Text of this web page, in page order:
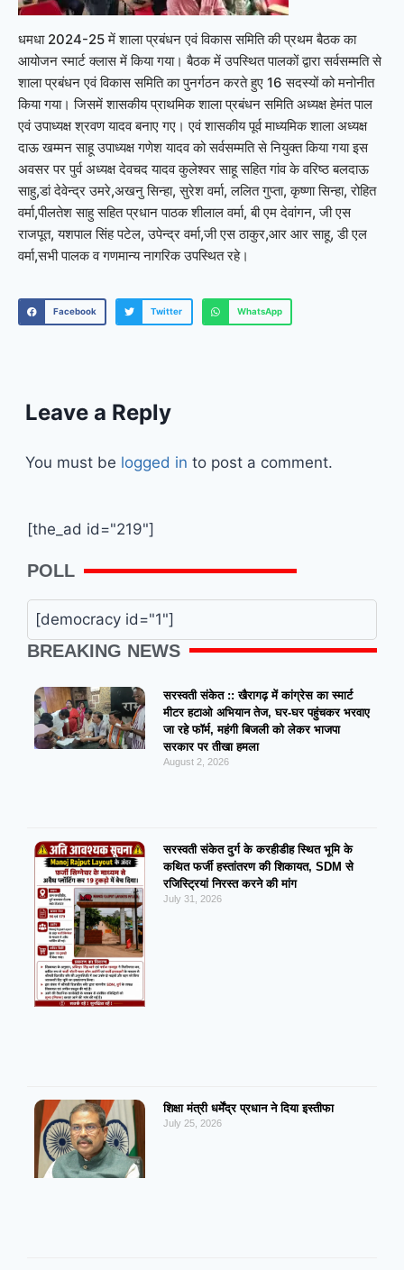
धमधा 2024-25 में शाला प्रबंधन एवं विकास समिति की प्रथम बैठक का
आयोजन स्मार्ट क्लास में किया गया। बैठक में उपस्थित पालकों द्वारा सर्वसम्मति से
शाला प्रबंधन एवं विकास समिति का पुनर्गठन करते हुए 16 सदस्यों को मनोनीत
किया गया। जिसमें शासकीय प्राथमिक शाला प्रबंधन समिति अध्यक्ष हेमंत पाल
एवं उपाध्यक्ष श्रवण यादव बनाए गए। एवं शासकीय पूर्व माध्यमिक शाला अध्यक्ष
दाऊ खम्मन साहू उपाध्यक्ष गणेश यादव को सर्वसम्मति से नियुक्त किया गया इस
अवसर पर पुर्व अध्यक्ष देवचद यादव कुलेश्वर साहू सहित गांव के वरिष्ठ बलदाऊ
साहु,डां देवेन्द्र उमरे,अखनु सिन्हा, सुरेश वर्मा, ललित गुप्ता, कृष्णा सिन्हा, रोहित
वर्मा,पीलतेश साहु सहित प्रधान पाठक शीलाल वर्मा, बी एम देवांगन, जी एस
राजपूत, यशपाल सिंह पटेल, उपेन्द्र वर्मा,जी एस ठाकुर,आर आर साहू, डी एल
वर्मा,सभी पालक व गणमान्य नागरिक उपस्थित रहे।
Facebook Twitter WhatsApp
Leave a Reply
You must be logged in to post a comment.
[the_ad id="219"]
POLL
[democracy id="1"]
BREAKING NEWS
सरस्वती संकेत :: खैरागढ़ में कांग्रेस का स्मार्ट
मीटर हटाओ अभियान तेज, घर-घर पहुंचकर भरवाए
जा रहे फॉर्म, महंगी बिजली को लेकर भाजपा
सरकार पर तीखा हमला
August 2, 2026
सरस्वती संकेत दुर्ग के करहीडीह स्थित भूमि के
कथित फर्जी हस्तांतरण की शिकायत, SDM से
रजिस्ट्रियां निरस्त करने की मांग
July 31, 2026
शिक्षा मंत्री धर्मेंद्र प्रधान ने दिया इस्तीफा
July 25, 2026